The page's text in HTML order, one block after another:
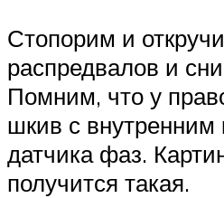
Стопорим и
распредвалов и
Помним, что у
шкив с внутренним
датчика фаз.
получится такая.